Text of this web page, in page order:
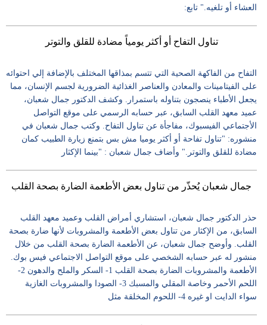
العشاء أو تلغيه." تابع:
تناول التفاح أو أكثر يومياً مضادة للقلق والتوتر
التفاح من الفاكهة الصحية التي تتسم بمذاقها المختلف بالإضافة إلي احتوائه
على الفيتامينات والمعادن والعناصر الغذائية الضرورية لجسم الإنسان، مما
يجعل الأطباء ينصجون بتناوله باستمرار. وكشف الدكتور جمال شعبان،
عميد معهد القلب السابق، عبر حسابه الرسمي على موقع التواصل
الأجتماعي الفيسبوك، مفاجأة عن تناول التفاح. وكتب جمال شعبان في
منشوره: "تناول تفاحة أو أكثر يوميا مش بس بتمنع زيارة الطبيب كمان
مضادة للقلق والتوتر." وأضاف جمال شعبان : "بينما الإكثار
جمال شعبان يُحذّر من تناول بعض الأطعمة الضارة بصحة القلب
حذر الدكتور جمال شعبان، استشاري أمراض القلب وعميد معهد القلب
السابق، من الإكثار من تناول بعض الأطعمة والمشروبات لأنها ضارة بصحة
القلب. وأوضح جمال شعبان، عن الأطعمة الضارة بصحة القلب من خلال
منشور له عبر حسابه الشخصي على موقع التواصل الاجتماعي فيس بوك.
الأطعمة والمشروبات الضارة بصحة القلب 1- السكر والملح والدهون 2-
اللحم الأحمر وخاصة المقلي والمسبك 3- الصودا والمشروبات الغازية
سواء الدايت او غيره 4- اللحوم المخلقة مثل